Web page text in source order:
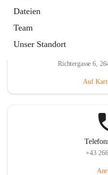
Dateien
Team
Unser Standort
Richtergasse 6,
Auf
+43